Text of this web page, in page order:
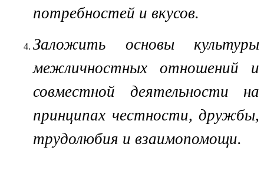
потребностей и вкусов.
Заложить основы культуры
межличностных отношений и
совместной деятельности на
принципах честности, дружбы,
трудолюбия и взаимопомощи.